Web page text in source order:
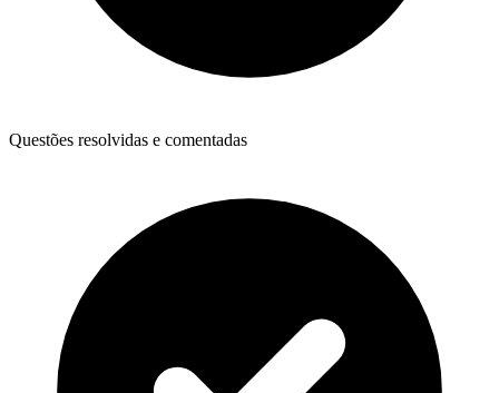
Questões resolvidas e comentadas